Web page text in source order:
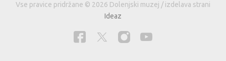
Vse pravice pridržane © 2026 Dolenjski muzej / izdelava strani
Ideaz